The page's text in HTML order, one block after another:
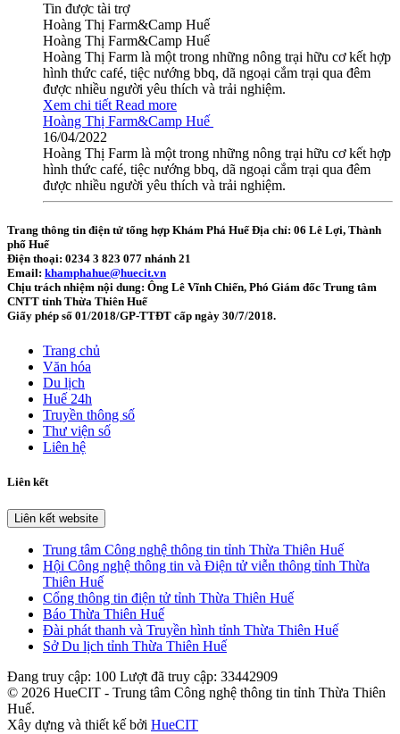
Tin được tài trợ
Hoàng Thị Farm&Camp Huế
Hoàng Thị Farm&Camp Huế
Hoàng Thị Farm là một trong những nông trại hữu cơ kết hợp
hình thức café, tiệc nướng bbq, dã ngoại cắm trại qua đêm
được nhiều người yêu thích và trải nghiệm.
Xem chi tiết Read more
Hoàng Thị Farm&Camp Huế
16/04/2022
Hoàng Thị Farm là một trong những nông trại hữu cơ kết hợp
hình thức café, tiệc nướng bbq, dã ngoại cắm trại qua đêm
được nhiều người yêu thích và trải nghiệm.
Trang thông tin điện tử tổng hợp Khám Phá Huế Địa chỉ: 06 Lê Lợi, Thành
phố Huế
Điện thoại: 0234 3 823 077 nhánh 21
Email: khamphahue@huecit.vn
Chịu trách nhiệm nội dung: Ông Lê Vĩnh Chiến, Phó Giám đốc Trung tâm
CNTT tỉnh Thừa Thiên Huế
Giấy phép số 01/2018/GP-TTĐT cấp ngày 30/7/2018.
Trang chủ
Văn hóa
Du lịch
Huế 24h
Truyền thông số
Thư viện số
Liên hệ
Liên kết
Liên kết website
Trung tâm Công nghệ thông tin tỉnh Thừa Thiên Huế
Hội Công nghệ thông tin và Điện tử viễn thông tỉnh Thừa
Thiên Huế
Cổng thông tin điện tử tỉnh Thừa Thiên Huế
Báo Thừa Thiên Huế
Đài phát thanh và Truyền hình tỉnh Thừa Thiên Huế
Sở Du lịch tỉnh Thừa Thiên Huế
Đang truy cập: 100 Lượt đã truy cập: 33442909
© 2026 HueCIT - Trung tâm Công nghệ thông tin tỉnh Thừa Thiên
Huế.
Xây dựng và thiết kế bởi HueCIT